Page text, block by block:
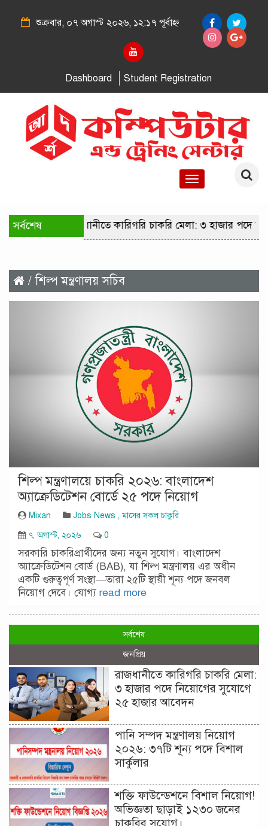
শুক্রবার, ০৭ অগাস্ট ২০২৬, ১২:১৭ পূর্বাহ্ন
Dashboard Student Registration
Toggle
সর্বশেষ রাজধানীতে কারিগরি চাকরি মেলা: ৩ হাজার পদে
/ শিল্প মন্ত্রণালয় সচিব
শিল্প মন্ত্রণালয়ে চাকরি ২০২৬: বাংলাদেশ
অ্যাক্রেডিটেশন বোর্ডে ২৫ পদে নিয়োগ
Mixan Jobs News ,মাসের সকল চাকুরি
৭, অগাস্ট, ২০২৬
0
সরকারি চাকরিপ্রার্থীদের জন্য নতুন সুযোগ। বাংলাদেশ
অ্যাক্রেডিটেশন বোর্ড (BAB), যা শিল্প মন্ত্রণালয় এর অধীন
একটি গুরুত্বপূর্ণ সংস্থা—তারা ২৫টি স্থায়ী শূন্য পদে জনবল
নিয়োগ দেবে। যোগ্য read more
সর্বশেষ
জনপ্রিয়
রাজধানীতে কারিগরি চাকরি মেলা:
৩ হাজার পদে নিয়োগের সুযোগে
২৫ হাজার আবেদন
পানি সম্পদ মন্ত্রণালয় নিয়োগ
২০২৬: ৩৭টি শূন্য পদে বিশাল
সার্কুলার
শক্তি ফাউন্ডেশনে বিশাল নিয়োগ!
অভিজ্ঞতা ছাড়াই ১২৩০ জনের
চাকরির সুযোগ।